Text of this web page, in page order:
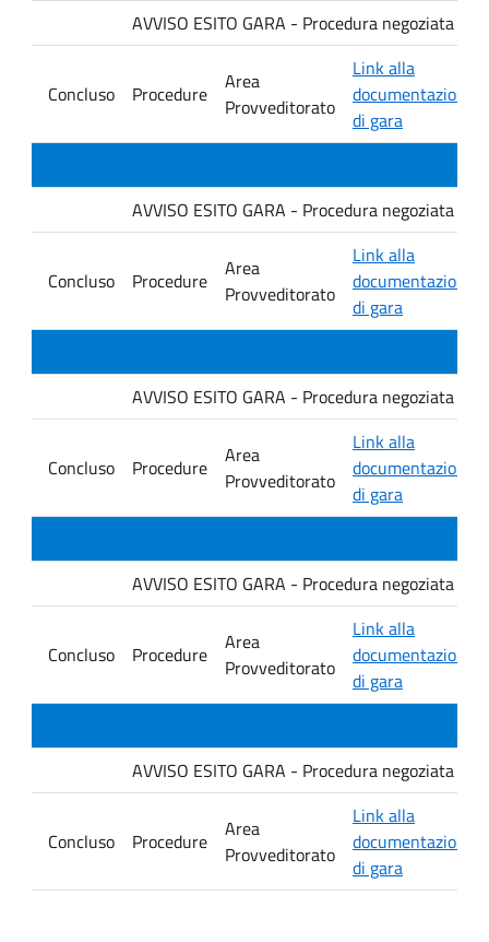
AVVISO ESITO GARA - Procedura negoziata
Concluso Procedure
Area
Provveditorato
Link alla
documentazione
di gara
AVVISO ESITO GARA - Procedura negoziata
Concluso Procedure
Area
Provveditorato
Link alla
documentazione
di gara
AVVISO ESITO GARA - Procedura negoziata
Concluso Procedure
Area
Provveditorato
Link alla
documentazione
di gara
AVVISO ESITO GARA - Procedura negoziata
Concluso Procedure
Area
Provveditorato
Link alla
documentazione
di gara
AVVISO ESITO GARA - Procedura negoziata
Concluso Procedure
Area
Provveditorato
Link alla
documentazione
di gara